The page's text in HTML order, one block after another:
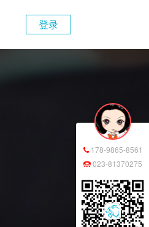
登录
178-9865-8561
023-81370275